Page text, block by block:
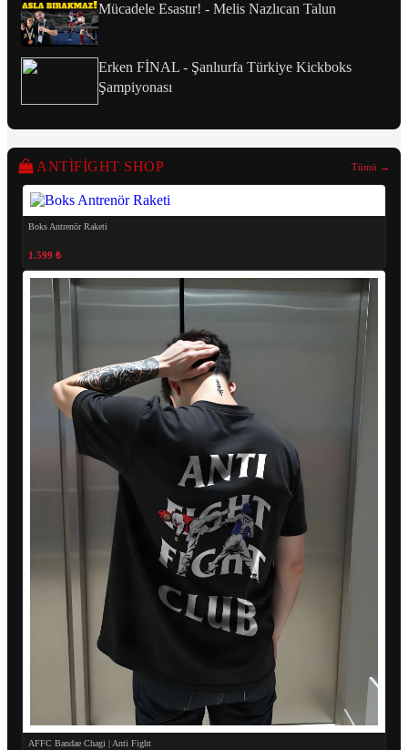
Mücadele Esastır! - Melis Nazlıcan Talun
Erken FİNAL - Şanlıurfa Türkiye Kickboks
Şampiyonası
ANTIFIGHT SHOP Tümü →
Boks Antrenör Raketi
1.599 ₺
AFFC Bandae Chagi | Anti Fight